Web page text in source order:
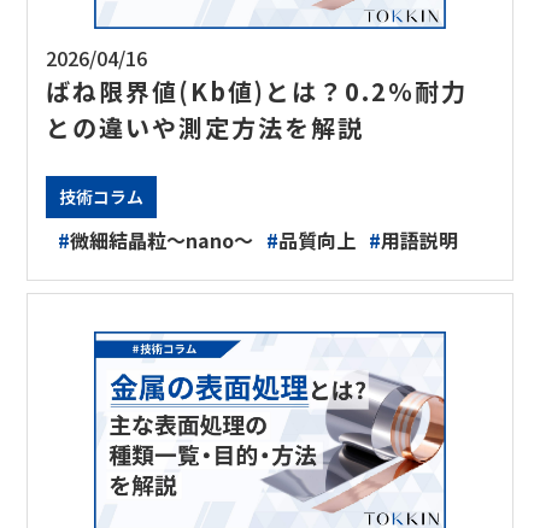
2026/04/16
ばね限界値(Kb値)とは？0.2％耐力
との違いや測定方法を解説
技術コラム
#微細結晶粒～nano～ #品質向上 #用語説明